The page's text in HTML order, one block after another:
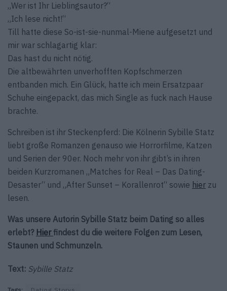
„Wer ist Ihr Lieblingsautor?“
„Ich lese nicht!“
Till hatte diese So-ist-sie-nunmal-Miene aufgesetzt und
mir war schlagartig klar:
Das hast du nicht nötig.
Die altbewährten unverhofften Kopfschmerzen
entbanden mich. Ein Glück, hatte ich mein Ersatzpaar
Schuhe eingepackt, das mich Single as fuck nach Hause
brachte.
Schreiben ist ihr Steckenpferd: Die Kölnerin Sybille Statz
liebt große Romanzen genauso wie Horrorfilme, Katzen
und Serien der 90er. Noch mehr von ihr gibt’s in ihren
beiden Kurzromanen „Matches for Real – Das Dating-
Desaster“ und „After Sunset – Korallenrot“ sowie hier zu
lesen.
Was unsere Autorin Sybille Statz beim Dating so alles
erlebt? Hierfindest du die weitere Folgen zum Lesen,
Staunen und Schmunzeln.
Text: Sybille Statz